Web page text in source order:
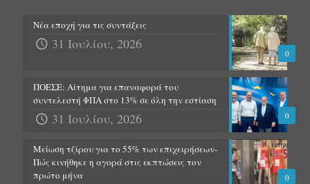
0
Νέα εποχή για τις συντάξεις
31 Ιουλίου, 2026
0
ΠΟΕΣΕ: Αίτημα για επαναφορά του
συντελεστή ΦΠΑ στο 13% σε όλη την εστίαση
31 Ιουλίου, 2026
0
Μείωση τζίρου για το 55% των επιχειρήσεων-
Πώς κινήθηκε η αγορά στις εκπτώσεις τον
πρώτο μήνα